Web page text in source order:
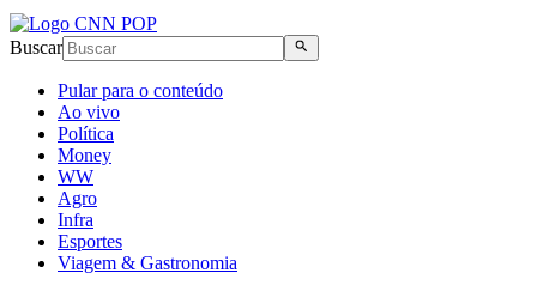
Buscar
Pular para o conteúdo
Ao vivo
Política
Money
WW
Agro
Infra
Esportes
Viagem & Gastronomia